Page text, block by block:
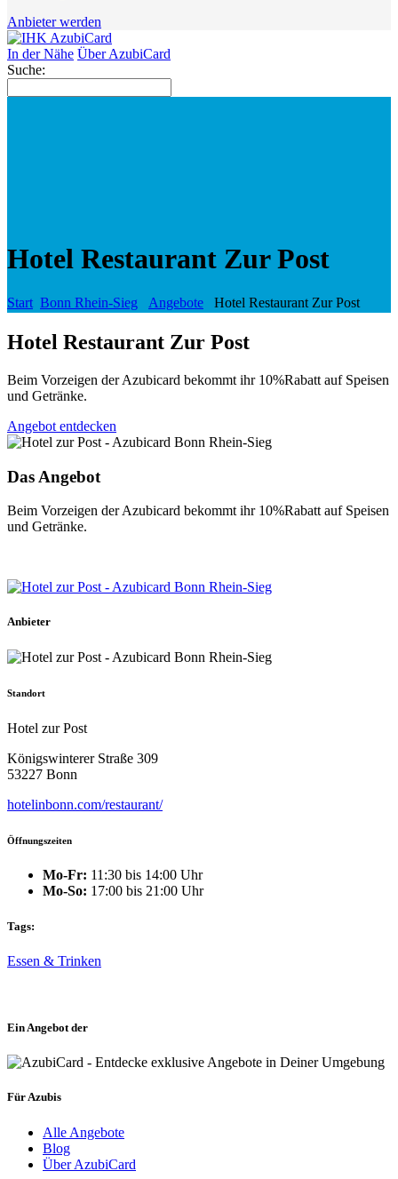
Anbieter werden
In der Nähe Über AzubiCard
Suche:
Hotel Restaurant Zur Post
Start Bonn Rhein-Sieg Angebote Hotel Restaurant Zur Post
Hotel Restaurant Zur Post
Beim Vorzeigen der Azubicard bekommt ihr 10%Rabatt auf Speisen
und Getränke.
Angebot entdecken
Das Angebot
Beim Vorzeigen der Azubicard bekommt ihr 10%Rabatt auf Speisen
und Getränke.
Anbieter
Standort
Hotel zur Post
Königswinterer Straße 309
53227 Bonn
hotelinbonn.com/restaurant/
Öffnungszeiten
Mo-Fr: 11:30 bis 14:00 Uhr
Mo-So: 17:00 bis 21:00 Uhr
Tags:
Essen & Trinken
Ein Angebot der
Für Azubis
Alle Angebote
Blog
Über AzubiCard